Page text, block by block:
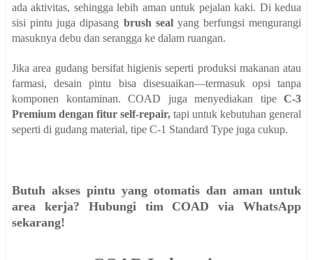
ada aktivitas, sehingga lebih aman untuk pejalan kaki. Di kedua
sisi pintu juga dipasang brush sealyang berfungsi mengurangi
masuknya debu dan serangga ke dalam ruangan.
Jika area gudang bersifat higienis seperti produksi makanan atau
farmasi, desain pintu bisa disesuaikan—termasuk opsi tanpa
komponen kontaminan. COAD juga menyediakan tipe C-3
Premium dengan fitur self-repair, tapi untuk kebutuhan general
seperti di gudang material, tipe C-1 Standard Type juga cukup.
Butuh akses pintu yang otomatis dan aman untuk
area kerja? Hubungi tim COAD via WhatsApp
sekarang!